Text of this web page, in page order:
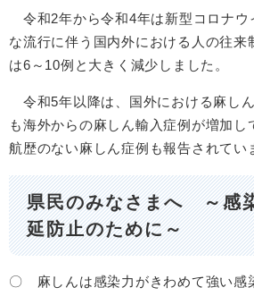
令和2年から令和4年は新型コロナウ
な流行に伴う国内外における人の往来
は6～10例と大きく減少しました。
令和5年以降は、国外における麻し
も海外からの麻しん輸入症例が増加
航歴のない麻しん症例も報告されてい
県民のみなさまへ ～感
延防止のために​～
〇 麻しんは感染力がきわめて強い感